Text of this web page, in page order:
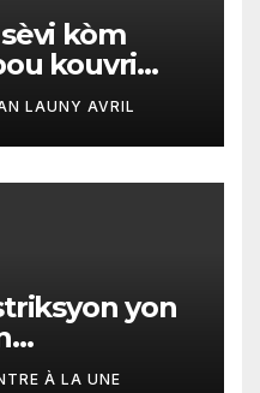
kòm
kouvri
an
LAUNY AVRIL
yon
moun
À LA UNE